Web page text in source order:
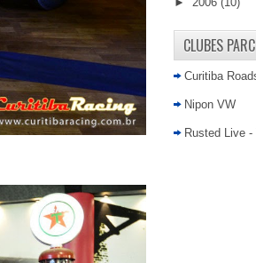
CLUBES
Curitiba
Nipon VW
Rusted Live -